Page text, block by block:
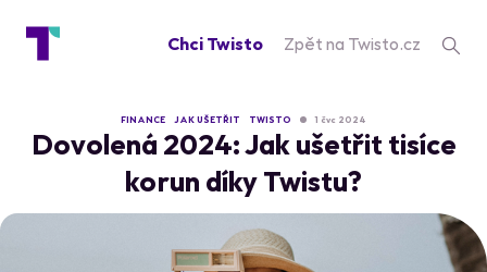
Chci Twisto Zpět na Twisto.cz
FINANCE JAK UŠETŘIT TWISTO 1 čvc 2024
Dovolená 2024: Jak ušetřit tisíce
korun díky Twistu?